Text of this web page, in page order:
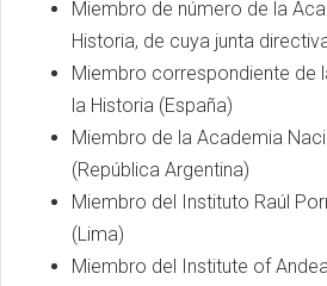
Miembro de número de la
Historia, de cuya junta
Miembro correspondiente de
la Historia (España)
Miembro de la Academia
(República Argentina)
Miembro del Instituto Raúl
(Lima)
Miembro del Institute of